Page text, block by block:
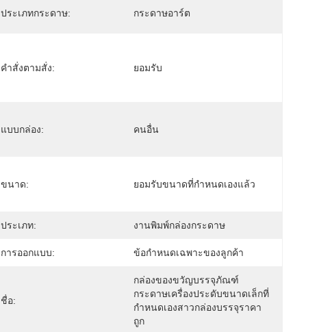
ประเภทกระดาษ: กระดาษอาร์ต
คําสั่งตามสั่ง: ยอมรับ
แบบกล่อง: คนอื่น
ขนาด: ยอมรับขนาดที่กำหนดเองแล้ว
ประเภท: งานพิมพ์กล่องกระดาษ
การออกแบบ: ข้อกำหนดเฉพาะของลูกค้า
ชื่อ:
กล่องของขวัญบรรจุภัณฑ์
กระดาษเครื่องประดับขนาดเล็กที่
กำหนดเองสาวกล่องบรรจุราคา
ถูก